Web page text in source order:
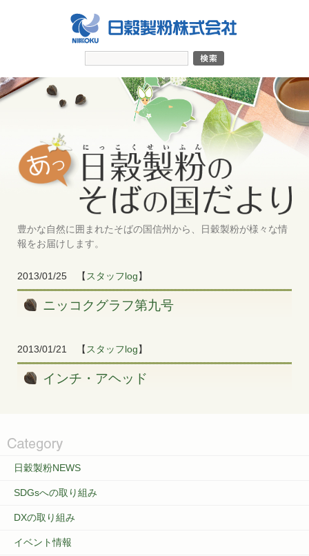
豊かな自然に囲まれたそばの国信州から、日穀製粉が様々な情
報をお届けします。
2013/01/25 【 スタッフlog】
ニッコクグラフ第九号
2013/01/21 【 スタッフlog】
インチ・アヘッド
日穀製粉NEWS
SDGsへの取り組み
DXの取り組み
イベント情報